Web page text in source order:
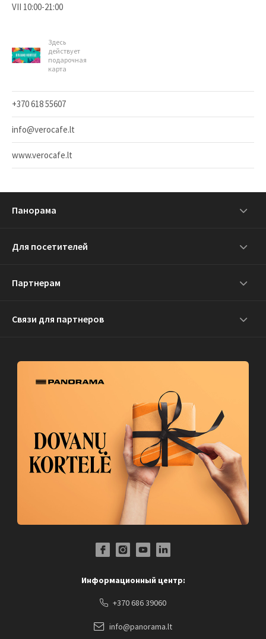
VII 10:00-21:00
Здесь
действует
подарочная
карта
+370 618 55607
info@verocafe.lt
www.verocafe.lt
Панорама
Для посетителей
Партнерам
Связи для партнеров
Информационный центр:
+370 686 39060
info@panorama.lt